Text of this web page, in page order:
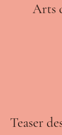
Arts
Teaser